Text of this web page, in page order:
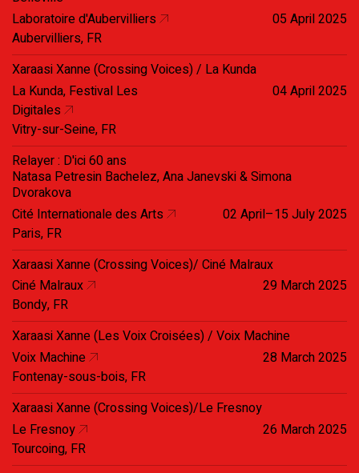
Laboratoire d'Aubervilliers
Aubervilliers, FR
05 April 2025
Xaraasi Xanne (Crossing Voices) / La Kunda
La Kunda, Festival Les
Digitales
Vitry-sur-Seine, FR
04 April 2025
Relayer : D'ici 60 ans
Natasa Petresin Bachelez, Ana Janevski & Simona
Dvorakova
Cité Internationale des Arts
Paris, FR
02 April–15 July 2025
Xaraasi Xanne (Crossing Voices)/ Ciné Malraux
Ciné Malraux
Bondy, FR
29 March 2025
Xaraasi Xanne (Les Voix Croisées) / Voix Machine
Voix Machine
Fontenay-sous-bois, FR
28 March 2025
Xaraasi Xanne (Crossing Voices)/Le Fresnoy
Le Fresnoy
Tourcoing, FR
26 March 2025